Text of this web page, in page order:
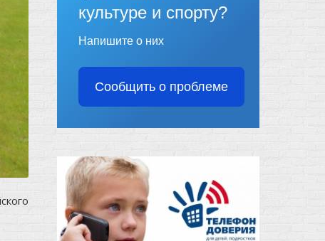
культуре и спорту?
Напишите о них
Сообщить о проблеме